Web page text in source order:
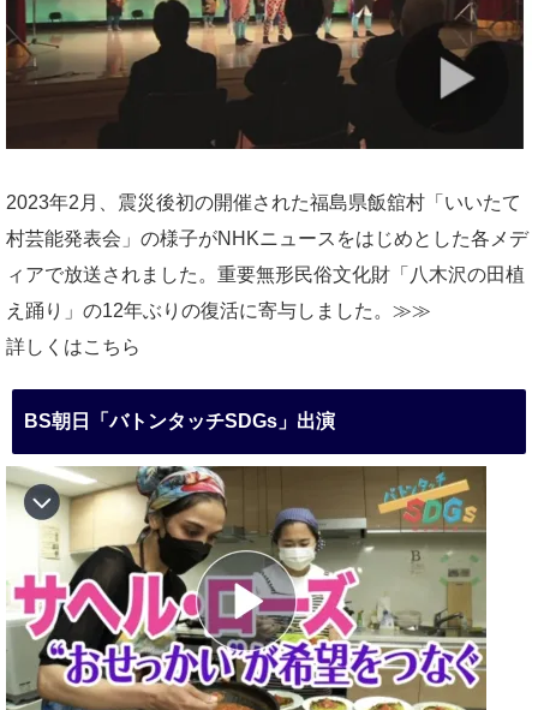
2023年2月、震災後初の開催された福島県飯舘村「いいたて
村芸能発表会」の様子がNHKニュースをはじめとした各メデ
ィアで放送されました。重要無形民俗文化財「八木沢の田植
え踊り」の12年ぶりの復活に寄与しました。≫≫
詳しくはこちら
BS朝日「バトンタッチSDGs」出演